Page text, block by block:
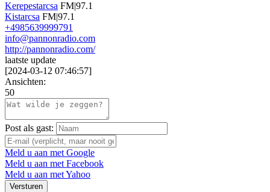
Kerepestarcsa FM|97.1
Kistarcsa FM|97.1
+4985639999791
info@pannonradio.com
http://pannonradio.com/
laatste update
[2024-03-12 07:46:57]
Ansichten:
50
Post als gast:
Meld u aan met Google
Meld u aan met Facebook
Meld u aan met Yahoo
Versturen